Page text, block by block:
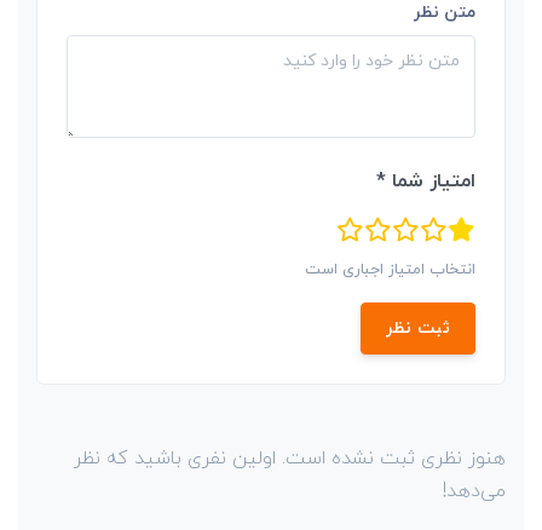
متن نظر
امتیاز شما *
انتخاب امتیاز اجباری است
ثبت نظر
هنوز نظری ثبت نشده است. اولین نفری باشید که نظر
می‌دهد!